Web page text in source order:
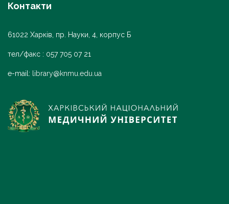
Контакти
61022 Харків, пр. Науки, 4, корпус Б
тел/факс : 057 705 07 21
e-mail: library@knmu.edu.ua